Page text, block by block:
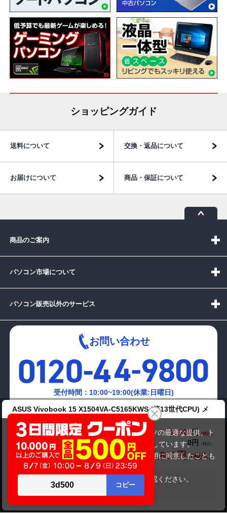
ASUS Vivobook 15 X1504VA-C5165KWS (第13世代CPU) メ
商品価格(税込) 104,800円
オプション小計価格(税込)
0円
商品合計価格(税込)
104,800円
在庫がありません
ショッピングガイド
送料について 交換・返品について
お届けについて 商品・保証について
商品のご案内
パソコン市場について
パソコン販売以外のサービス
お問い合わせ
受付時間：10:00~19:00(休業:日曜日)
メールでの
お問い合わせはこちら
当サイトでは利用体験の向上およびコンテンツの最適な提供、ト
ラフィックの分析を目的としてCookieを使用しています。
サイトの閲覧を継続された場合、Cookieの利用に同意したことも
のといたします。
をご確認ください。
承諾する